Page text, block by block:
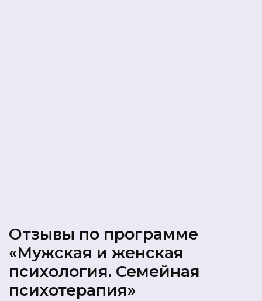
Отзывы по программе
«Мужская и женская
психология. Семейная
психотерапия»